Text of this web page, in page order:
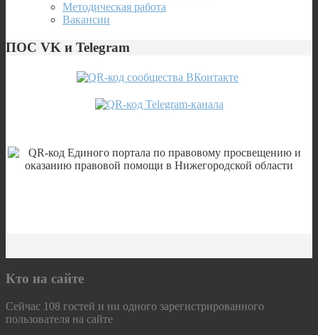
Методическая работа
Вакансии
ПОС VK и Telegram
Кто на сайте
Сейчас 108 гостей и ни одного зарегистрированного
пользователя на сайте